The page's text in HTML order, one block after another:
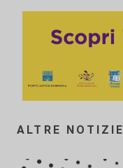
ALTRE NOTIZIE